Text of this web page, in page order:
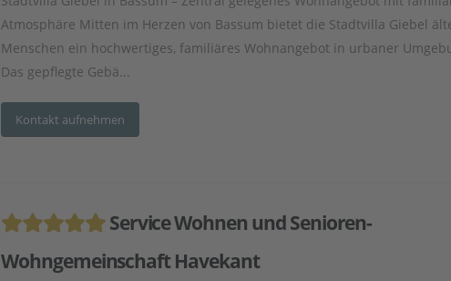
Atmosphäre Mitten im Herzen von Bassum bietet die Stadtvilla Giebel
Menschen ein hochwertiges, familiäres Wohnangebot in urbaner
Das gepflegte Gebä...
Kontakt aufnehmen
Service Wohnen und Senioren-
Wohngemeinschaft Havekant